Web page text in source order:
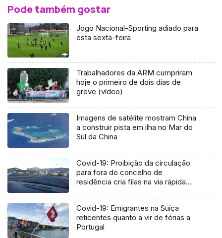
Pode também gostar
Jogo Nacional-Sporting adiado para
esta sexta-feira
Trabalhadores da ARM cumpriram
hoje o primeiro de dois dias de
greve (vídeo)
Imagens de satélite mostram China
a construir pista em ilha no Mar do
Sul da China
Covid-19: Proibição da circulação
para fora do concelho de
residência cria filas na via rápida
Covid-19: Emigrantes na Suíça
reticentes quanto a vir de férias a
Portugal